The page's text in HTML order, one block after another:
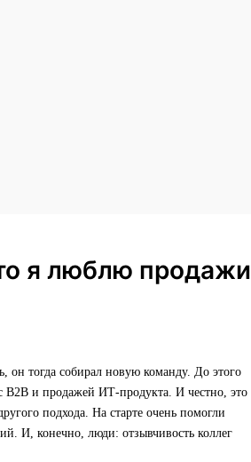
я люблю продажи
тогда собирал новую команду. До этого
B2B и продажей ИТ‑продукта. И честно, это
подхода. На старте очень помогли
И, конечно, люди: отзывчивость коллег